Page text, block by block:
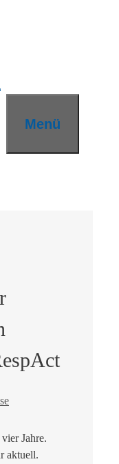
Menü
Jahre.
aktuell.